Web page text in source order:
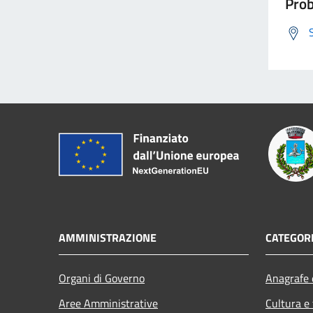
AMMINISTRAZIONE
Organi di Governo
Aree Amministrative
Cultura